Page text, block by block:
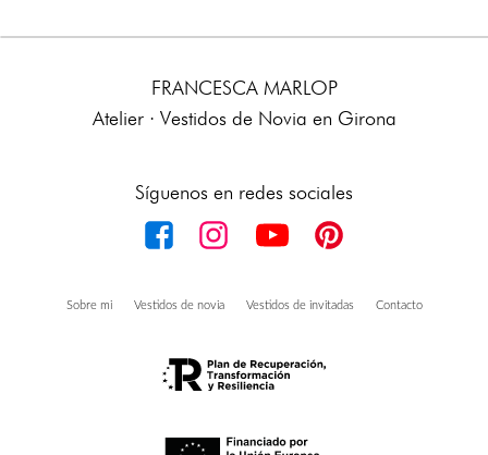
FRANCESCA MARLOP
Atelier · Vestidos de Novia en Girona
Síguenos en redes sociales
Sobre mi Vestidos de novia Vestidos de invitadas Contacto